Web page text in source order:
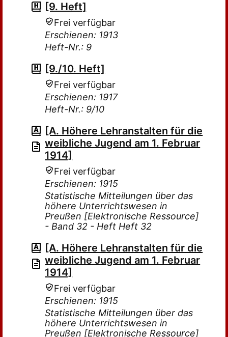
[9. Heft]
Frei verfügbar
Erschienen: 1913
Heft-Nr.: 9
[9./10. Heft]
Frei verfügbar
Erschienen: 1917
Heft-Nr.: 9/10
[A. Höhere Lehranstalten für die
weibliche Jugend am 1. Februar
1914]
Frei verfügbar
Erschienen: 1915
Statistische Mitteilungen über das
höhere Unterrichtswesen in
Preußen [Elektronische Ressource]
- Band 32 - Heft Heft 32
[A. Höhere Lehranstalten für die
weibliche Jugend am 1. Februar
1914]
Frei verfügbar
Erschienen: 1915
Statistische Mitteilungen über das
höhere Unterrichtswesen in
Preußen [Elektronische Ressource]